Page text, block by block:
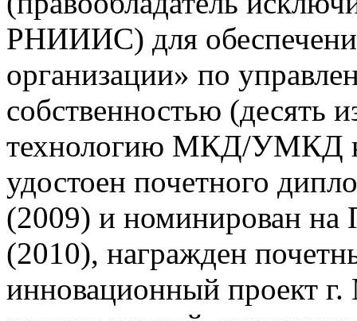
РНИИИС) для
организации» по
собственностью (десять
технологию МКД/УМКД
удостоен почетного
(2009) и номинирован
(2010), награжден
инновационный проект